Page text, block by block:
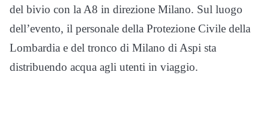
del bivio con la A8 in direzione Milano. Sul luogo
dell’evento, il personale della Protezione Civile della
Lombardia e del tronco di Milano di Aspi sta
distribuendo acqua agli utenti in viaggio.